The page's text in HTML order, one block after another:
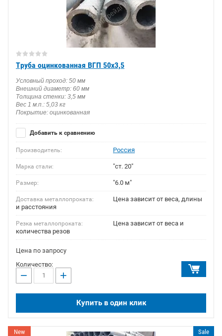
Труба оцинкованная ВГП 50х3,5
Условный проход: 50 мм
Внешний диаметр: 60 мм
Толщина стенки: 3,5 мм
Вес 1 м.п.: 5,03 кг
Покрытие: оцинкованная
Добавить к сравнению
Производитель: Россия
Марка стали: "ст. 20"
Размер: "6.0 м"
Доставка металлопроката:
Цена зависит от веса, длины
и расстояния
Резка металлопроката:
Цена зависит от веса и
количества резов
Цена по запросу
Количество:
− +
Купить в один клик
New Sale